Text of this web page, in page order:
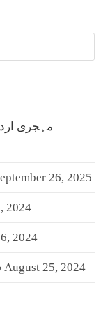
مہجری
26, 2025
2024
2024
August 25, 2024